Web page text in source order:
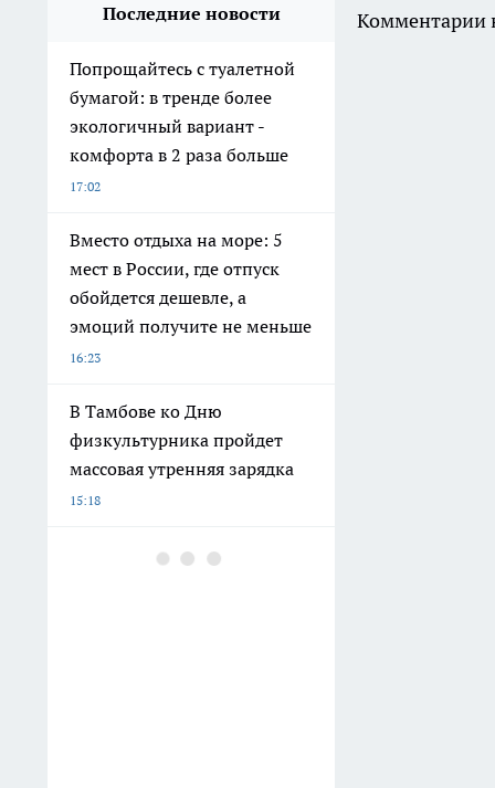
Последние новости
Попрощайтесь с туалетной
бумагой: в тренде более
экологичный вариант -
комфорта в 2 раза больше
17:02
Вместо отдыха на море: 5
мест в России, где отпуск
обойдется дешевле, а
эмоций получите не меньше
16:23
В Тамбове ко Дню
физкультурника пройдет
массовая утренняя зарядка
15:18
Библиотека имени
Комментарии